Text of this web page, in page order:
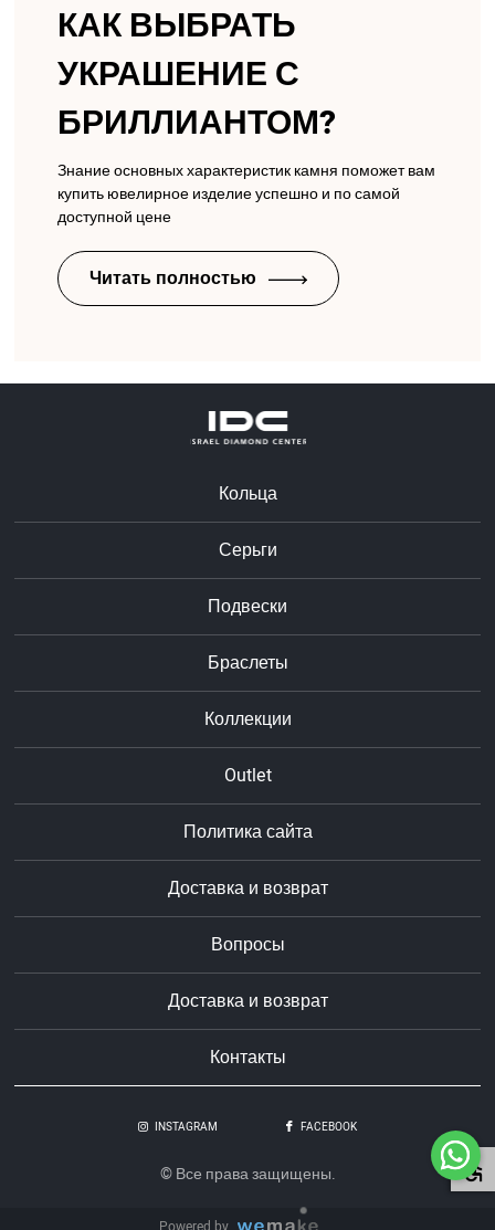
КАК ВЫБРАТЬ
УКРАШЕНИЕ С
БРИЛЛИАНТОМ?
Знание основных характеристик камня поможет вам
купить ювелирное изделие успешно и по самой
доступной цене
Читать полностью
Кольца
Серьги
Подвески
Браслеты
Коллекции
Outlet
Политика сайта
Доставка и возврат
Вопросы
Доставка и возврат
Контакты
© Все права защищены.
INSTAGRAM FACEBOOK